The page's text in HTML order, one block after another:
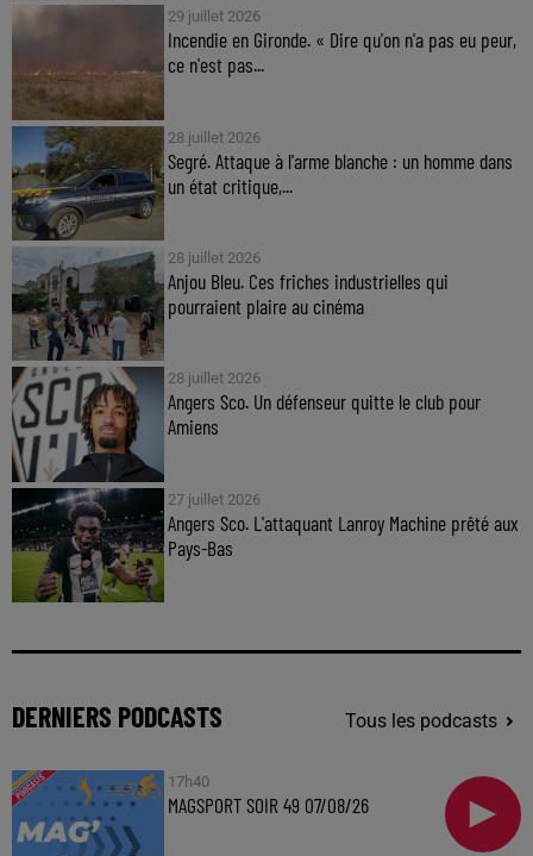
29 juillet 2026
Incendie en Gironde. « Dire qu'on n'a pas eu peur,
ce n'est pas...
28 juillet 2026
Segré. Attaque à l'arme blanche : un homme dans
un état critique,...
28 juillet 2026
Anjou Bleu. Ces friches industrielles qui
pourraient plaire au cinéma
28 juillet 2026
Angers Sco. Un défenseur quitte le club pour
Amiens
27 juillet 2026
Angers Sco. L'attaquant Lanroy Machine prêté aux
Pays-Bas
DERNIERS PODCASTS Tous les podcasts
17h40
MAGSPORT SOIR 49 07/08/26